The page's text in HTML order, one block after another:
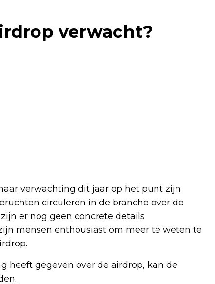
verwacht?
verwachting dit jaar op het punt zijn
circuleren in de branche over de
er nog geen concrete details
mensen enthousiast om meer te weten te
heeft gegeven over de airdrop, kan de